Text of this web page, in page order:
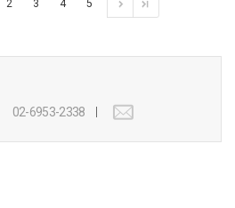
2 3 4 5
02-6953-2338